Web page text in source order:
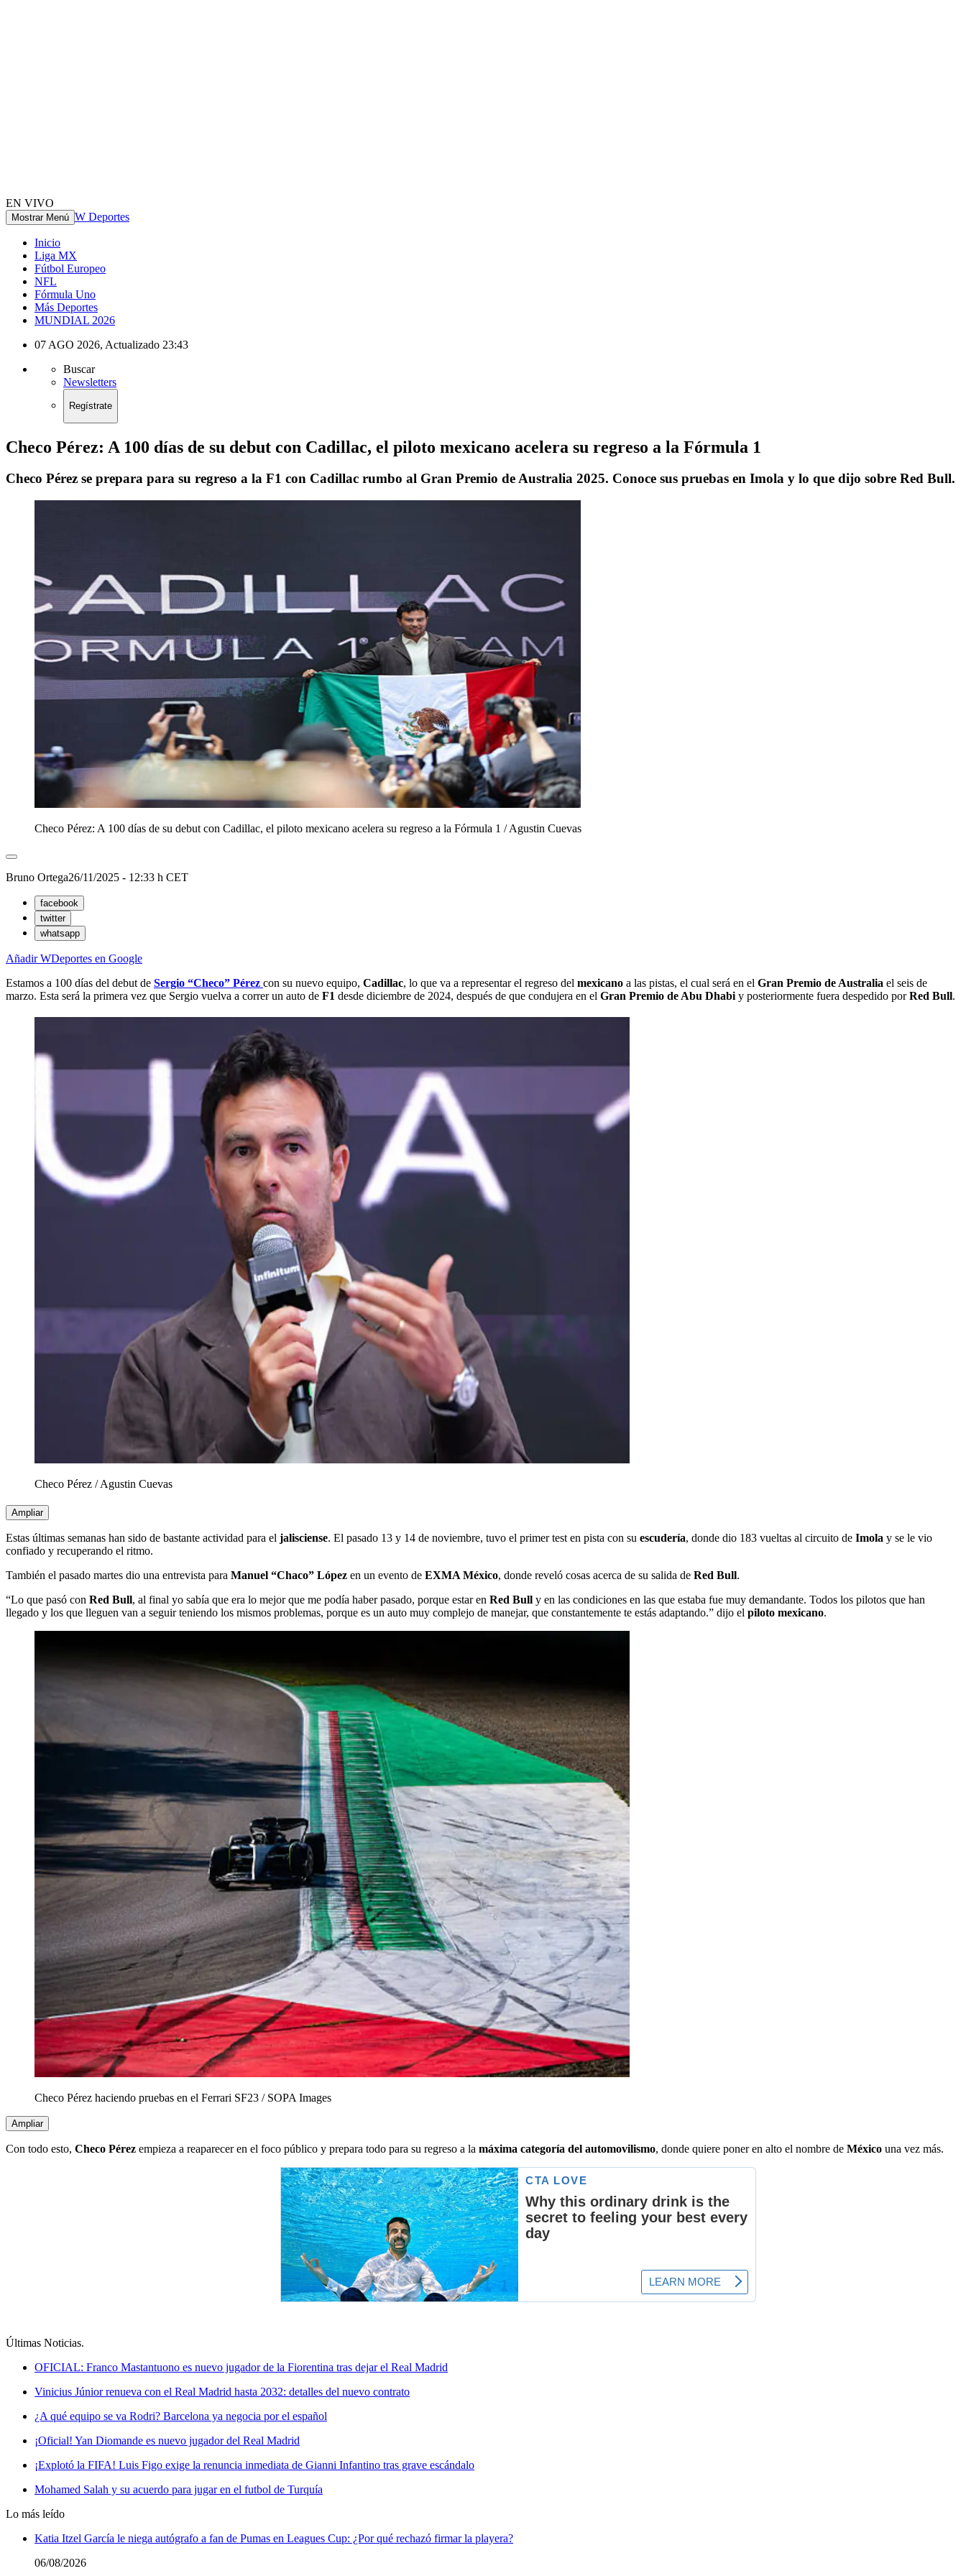
EN VIVO
Mostrar Menú W Deportes
Inicio
Liga MX
Fútbol Europeo
NFL
Fórmula Uno
Más Deportes
MUNDIAL 2026
07 AGO 2026, Actualizado 23:43
Buscar
Newsletters
Regístrate
Checo Pérez: A 100 días de su debut con Cadillac, el piloto mexicano acelera su regreso a la Fórmula 1
Checo Pérez se prepara para su regreso a la F1 con Cadillac rumbo al Gran Premio de Australia 2025. Conoce sus pruebas en Imola y lo que dijo sobre Red Bull.
Checo Pérez: A 100 días de su debut con Cadillac, el piloto mexicano acelera su regreso a la Fórmula 1 /Agustin Cuevas
Bruno Ortega26/11/2025 - 12:33 h CET
facebook
twitter
whatsapp
Añadir WDeportes en Google
Estamos a 100 días del debut de Sergio “Checo” Pérez con su nuevo equipo, Cadillac, lo que va a representar el regreso del mexicano a las pistas, el cual será en el Gran Premio de Australia el seis de
marzo. Esta será la primera vez que Sergio vuelva a correr un auto de F1 desde diciembre de 2024, después de que condujera en el Gran Premio de Abu Dhabi y posteriormente fuera despedido porRed Bull.
Checo Pérez /Agustin Cuevas
Ampliar
Estas últimas semanas han sido de bastante actividad para el jalisciense. El pasado 13 y 14 de noviembre, tuvo el primer test en pista con su escudería, donde dio 183 vueltas al circuito de Imola y se le vio
confiado y recuperando el ritmo.
También el pasado martes dio una entrevista para Manuel “Chaco” López en un evento de EXMA México, donde reveló cosas acerca de su salida de Red Bull.
“Lo que pasó con Red Bull, al final yo sabía que era lo mejor que me podía haber pasado, porque estar en Red Bull y en las condiciones en las que estaba fue muy demandante. Todos los pilotos que han
llegado y los que lleguen van a seguir teniendo los mismos problemas, porque es un auto muy complejo de manejar, que constantemente te estás adaptando.” dijo el piloto mexicano.
Checo Pérez haciendo pruebas en el Ferrari SF23 / SOPA Images
Ampliar
Con todo esto, Checo Pérez empieza a reaparecer en el foco público y prepara todo para su regreso a la máxima categoría del automovilismo, donde quiere poner en alto el nombre de México una vez más.
Últimas Noticias.
OFICIAL: Franco Mastantuono es nuevo jugador de la Fiorentina tras dejar el Real Madrid
Vinicius Júnior renueva con el Real Madrid hasta 2032: detalles del nuevo contrato
¿A qué equipo se va Rodri? Barcelona ya negocia por el español
¡Oficial! Yan Diomande es nuevo jugador del Real Madrid
¡Explotó la FIFA! Luis Figo exige la renuncia inmediata de Gianni Infantino tras grave escándalo
Mohamed Salah y su acuerdo para jugar en el futbol de Turquía
Lo más leído
Katia Itzel García le niega autógrafo a fan de Pumas en Leagues Cup: ¿Por qué rechazó firmar la playera?
06/08/2026